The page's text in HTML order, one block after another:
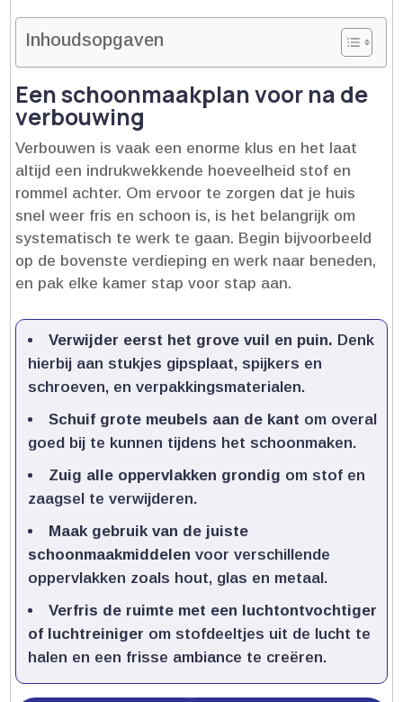
Inhoudsopgaven
Een schoonmaakplan voor na de
verbouwing
Verbouwen is vaak een enorme klus en het laat
altijd een indrukwekkende hoeveelheid stof en
rommel achter.​ Om ervoor te zorgen dat je huis
snel weer fris en schoon is, is het belangrijk om
systematisch te werk te gaan.​ Begin bijvoorbeeld
op de bovenste verdieping en werk naar beneden,
en pak elke kamer stap voor stap aan.​
Verwijder eerst het grove vuil en puin.​ Denk
hierbij aan stukjes gipsplaat, spijkers en
schroeven, en verpakkingsmaterialen.​
Schuif grote meubels aan de kant om overal
goed bij te kunnen tijdens het schoonmaken.​
Zuig alle oppervlakken grondig om stof en
zaagsel te verwijderen.​
Maak gebruik van de juiste
schoonmaakmiddelen voor verschillende
oppervlakken zoals hout, glas en metaal.​
Verfris de ruimte met een luchtontvochtiger
of luchtreiniger om stofdeeltjes uit de lucht te
halen en een frisse ambiance te creëren.​